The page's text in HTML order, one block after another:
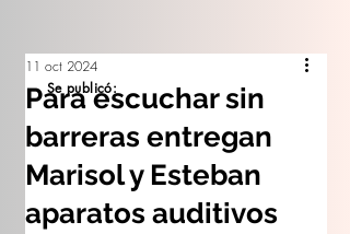
Para escuchar sin
barreras entregan
Marisol y Esteban
aparatos auditivos
11 oct 2024
Se publicó: